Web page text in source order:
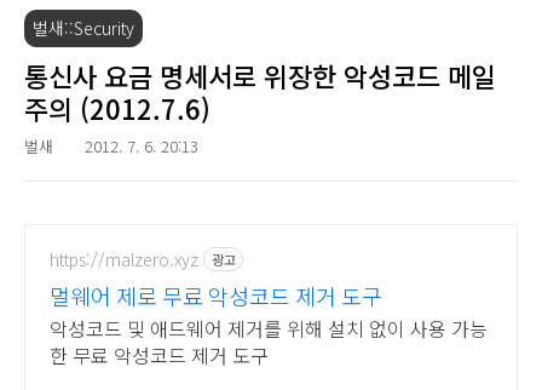
벌새::Security
통신사 요금 명세서로 위장한 악성코드 메일
주의 (2012.7.6)
벌새 2012. 7. 6. 20:13
https://malzero.xyz 광고
멀웨어 제로 무료 악성코드 제거 도구
악성코드 및 애드웨어 제거를 위해 설치 없이 사용 가능
한 무료 악성코드 제거 도구